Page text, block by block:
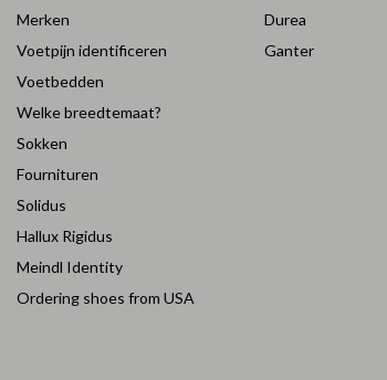
Merken
Voetpijn identificeren
Voetbedden
Welke breedtemaat?
Sokken
Fournituren
Solidus
Hallux Rigidus
Meindl Identity
Ordering shoes from USA
Durea
Ganter